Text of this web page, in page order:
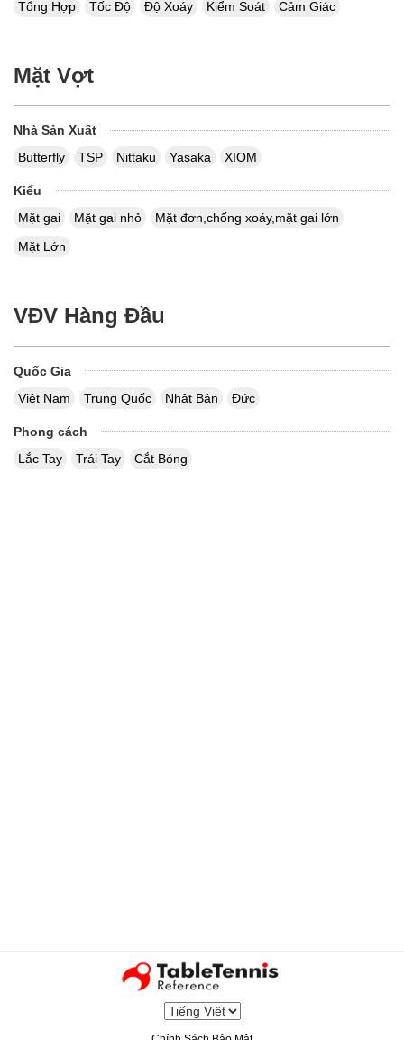
Tổng Hợp
Tốc Độ Độ Xoáy Kiểm Soát Cảm Giác
Mặt Vợt
Nhà Sản Xuất
Butterfly
TSP Nittaku Yasaka XIOM
Kiểu
Mặt gai
Mặt gai nhỏ
Mặt đơn,chống xoáy,mặt gai lớn
Mặt Lớn
VĐV Hàng Đầu
Quốc Gia
Việt Nam
Trung Quốc Nhật Bản Đức
Phong cách
Lắc Tay
Trái Tay Cắt Bóng